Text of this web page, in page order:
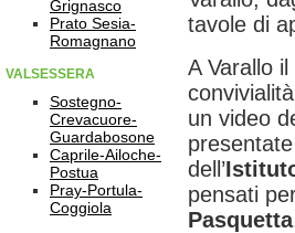
Grignasco
Prato Sesia-
Romagnano
VALSESSERA
Sostegno-
Crevacuore-
Guardabosone
Caprile-Ailoche-
Postua
Pray-Portula-
Coggiola
tavole di
A Varallo
un video
dell’
pensati
Pasquetta